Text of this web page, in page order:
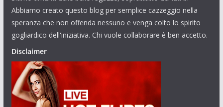
Abbiamo creato questo blog per semplice cazzeggio nella
speranza che non offenda nessuno e venga colto lo spirito
gogliardico dell'iniziativa. Chi vuole collaborare è ben accetto.
Disclaimer